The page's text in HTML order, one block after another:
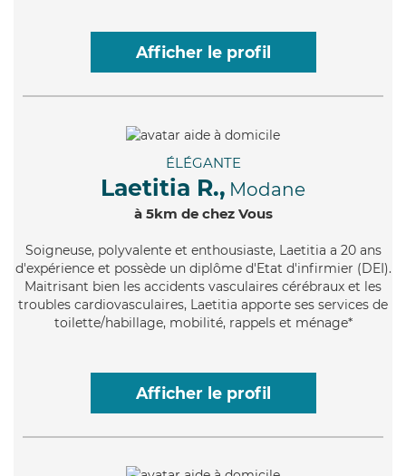
Afficher le profil
ÉLÉGANTE
Laetitia R., Modane
à 5km de chez Vous
Soigneuse, polyvalente et enthousiaste, Laetitia a 20 ans
d'expérience et possède un diplôme d'Etat d'infirmier (DEI).
Maitrisant bien les accidents vasculaires cérébraux et les
troubles cardiovasculaires, Laetitia apporte ses services de
toilette/habillage, mobilité, rappels et ménage*
Afficher le profil